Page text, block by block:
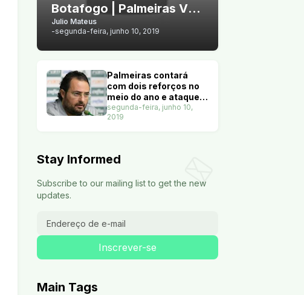
Botafogo | Palmeiras Vê
Chance de Vender Arthur
Julio Mateus
-segunda-feira, junho 10, 2019
Palmeiras contará
com dois reforços no
meio do ano e ataque
terá nove opções. Veja
segunda-feira, junho 10,
2019
Stay Informed
Subscribe to our mailing list to get the new
updates.
Main Tags